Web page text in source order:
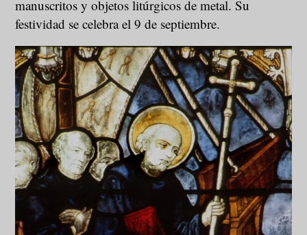
manuscritos y objetos litúrgicos de metal. Su
festividad se celebra el 9 de septiembre.